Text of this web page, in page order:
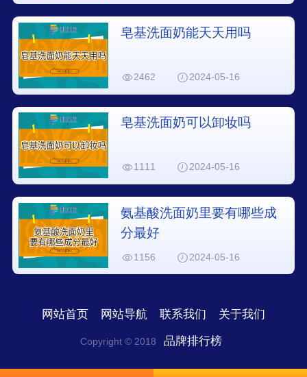
皂基洗面奶能天天用吗
2462 2024-05-16
皂基洗面奶可以卸妆吗
1111 2024-05-16
氨基酸洗面奶里要有哪些成
分最好
1156 2024-05-16
网站首页 网站导航 联系我们 关于我们
Copyright © 2018 品牌排行榜